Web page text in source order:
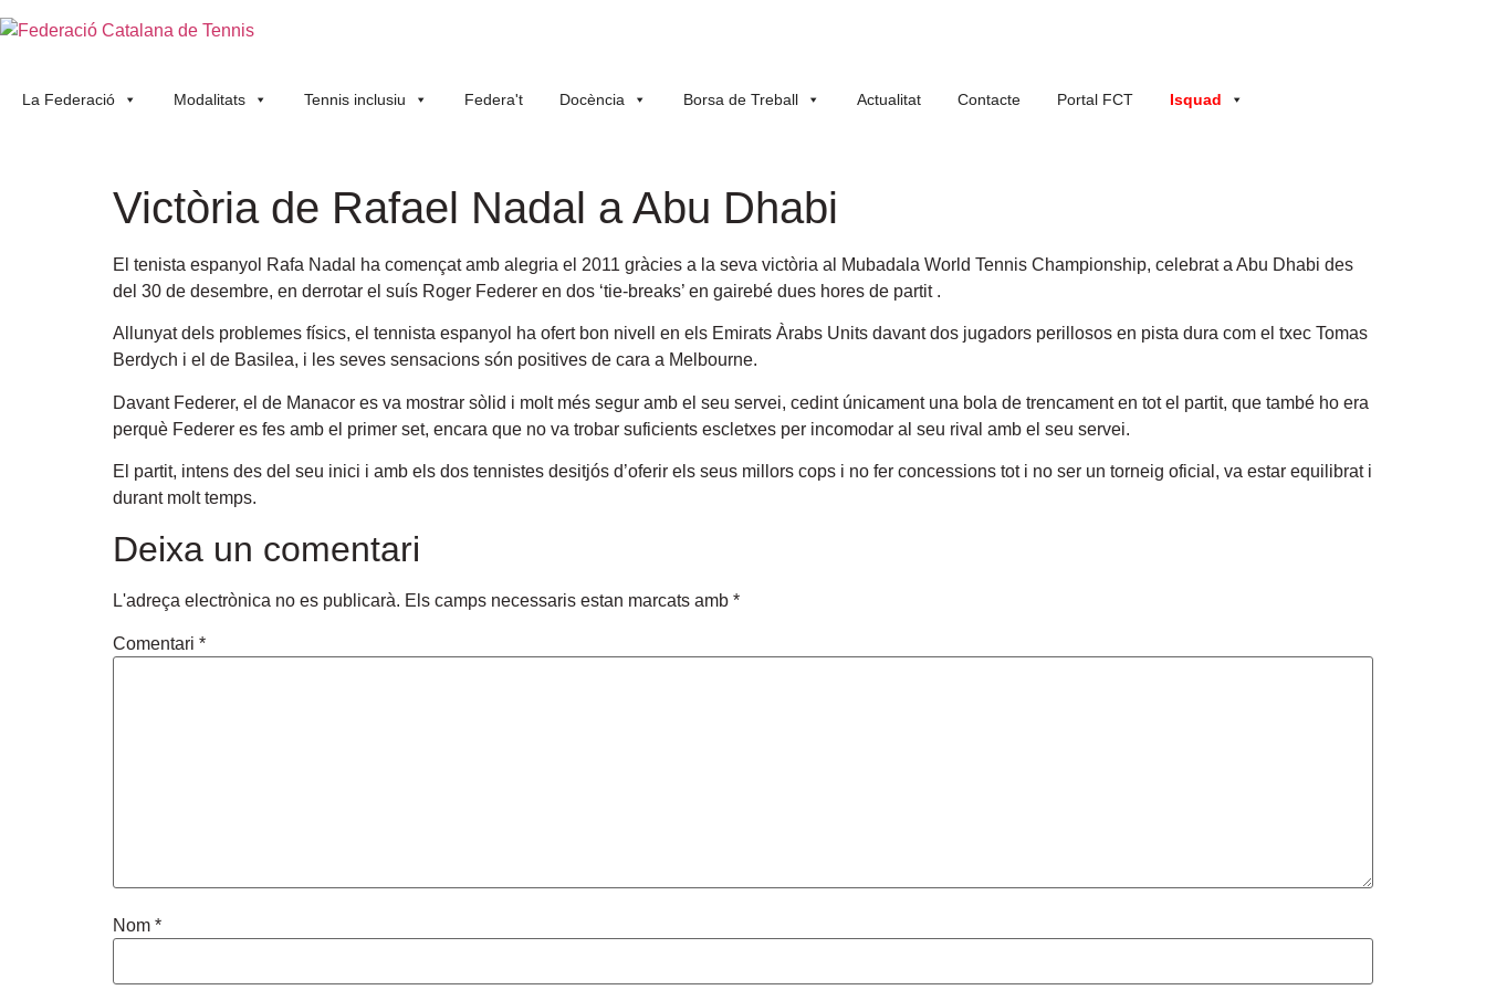
La Federació Modalitats Tennis inclusiu Federa't Docència Borsa de Treball Actualitat Contacte Portal FCT Isquad
Victòria de Rafael Nadal a Abu Dhabi
El tenista espanyol Rafa Nadal ha començat amb alegria el 2011 gràcies a la seva victòria al Mubadala World Tennis Championship, celebrat a Abu Dhabi des
del 30 de desembre, en derrotar el suís Roger Federer en dos ‘tie-breaks’ en gairebé dues hores de partit .
Allunyat dels problemes físics, el tennista espanyol ha ofert bon nivell en els Emirats Àrabs Units davant dos jugadors perillosos en pista dura com el txec Tomas
Berdych i el de Basilea, i les seves sensacions són positives de cara a Melbourne.
Davant Federer, el de Manacor es va mostrar sòlid i molt més segur amb el seu servei, cedint únicament una bola de trencament en tot el partit, que també ho era
perquè Federer es fes amb el primer set, encara que no va trobar suficients escletxes per incomodar al seu rival amb el seu servei.
El partit, intens des del seu inici i amb els dos tennistes desitjós d’oferir els seus millors cops i no fer concessions tot i no ser un torneig oficial, va estar equilibrat i
durant molt temps.
Deixa un comentari
L'adreça electrònica no es publicarà. Els camps necessaris estan marcats amb *
Comentari *
Nom *